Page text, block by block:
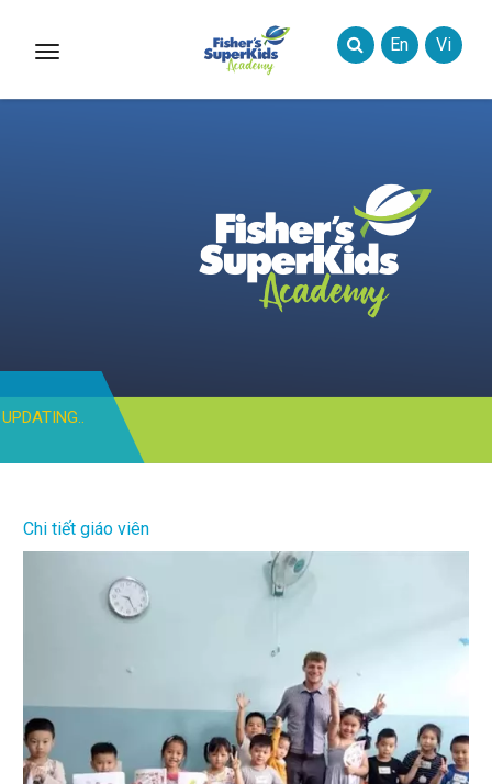
Toggle
En Vi
UPDATING..
Chi tiết giáo viên